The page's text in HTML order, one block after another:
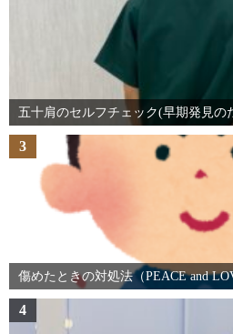
五十肩のセルフチェック(早期発見
3
傷めたときの対処法（PEACE and
4